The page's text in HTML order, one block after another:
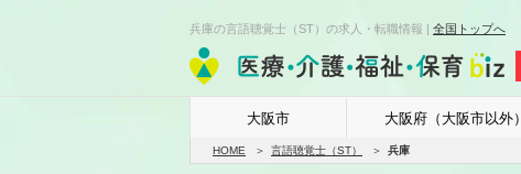
兵庫の言語聴覚士（ST）の求人・転職情報 | 全国トップへ
大阪市 大阪府（大阪市以外）
HOME 言語聴覚士（ST） 兵庫